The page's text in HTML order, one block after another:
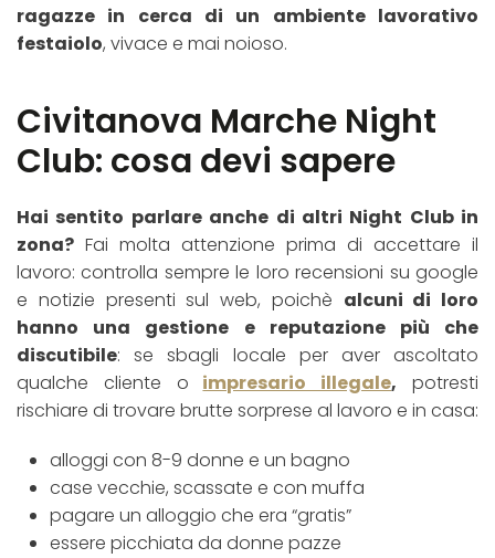
ragazze in cerca di un ambiente lavorativo
festaiolo, vivace e mai noioso.
Civitanova Marche Night
Club: cosa devi sapere
Hai sentito parlare anche di altri Night Club in
zona? Fai molta attenzione prima di accettare il
lavoro: controlla sempre le loro recensioni su google
e notizie presenti sul web, poichè alcuni di loro
hanno una gestione e reputazione più che
discutibile: se sbagli locale per aver ascoltato
qualche cliente o
impresario illegale, potresti
rischiare di trovare brutte sorprese al lavoro e in casa:
alloggi con 8-9 donne e un bagno
case vecchie, scassate e con muffa
pagare un alloggio che era “gratis”
essere picchiata da donne pazze